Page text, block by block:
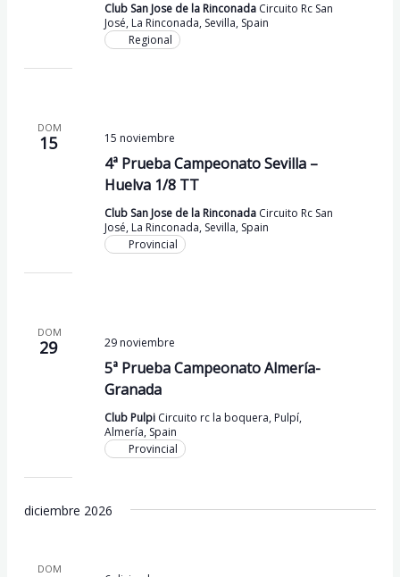
Club San Jose de la Rinconada Circuito Rc San
José, La Rinconada, Sevilla, Spain
Regional
DOM
15
4ª Prueba Campeonato Sevilla –
Huelva 1/8 TT
15 noviembre
Club San Jose de la Rinconada Circuito Rc San
José, La Rinconada, Sevilla, Spain
Provincial
DOM
29
5ª Prueba Campeonato Almería-
Granada
29 noviembre
Club Pulpi Circuito rc la boquera, Pulpí,
Almería, Spain
Provincial
diciembre 2026
DOM